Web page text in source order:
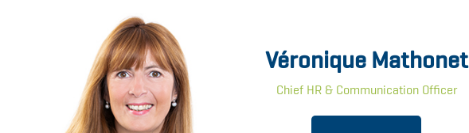
Véronique Mathonet
Chief HR & Communication Officer